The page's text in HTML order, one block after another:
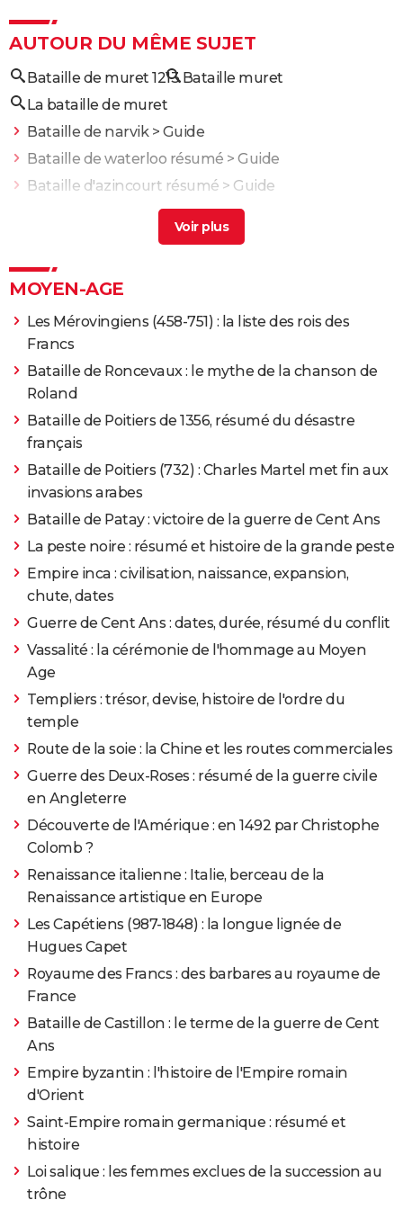
AUTOUR DU MÊME SUJET
Bataille de muret 1213 Bataille muret
La bataille de muret
Bataille de narvik> Guide
Bataille de waterloo résumé > Guide
Bataille d'azincourt résumé > Guide
Bataille de stalingrad résumé> Accueil - Seconde
MOYEN-AGE
Les Mérovingiens (458-751) : la liste des rois des
Francs
Bataille de Roncevaux : le mythe de la chanson de
Roland
Bataille de Poitiers de 1356, résumé du désastre
français
Bataille de Poitiers (732) : Charles Martel met fin aux
invasions arabes
Bataille de Patay : victoire de la guerre de Cent Ans
La peste noire : résumé et histoire de la grande peste
Empire inca : civilisation, naissance, expansion,
chute, dates
Guerre de Cent Ans : dates, durée, résumé du conflit
Vassalité : la cérémonie de l'hommage au Moyen
Age
Templiers : trésor, devise, histoire de l'ordre du
temple
Route de la soie : la Chine et les routes commerciales
Guerre des Deux-Roses : résumé de la guerre civile
en Angleterre
Découverte de l'Amérique : en 1492 par Christophe
Colomb ?
Renaissance italienne : Italie, berceau de la
Renaissance artistique en Europe
Les Capétiens (987-1848) : la longue lignée de
Hugues Capet
Royaume des Francs : des barbares au royaume de
France
Bataille de Castillon : le terme de la guerre de Cent
Ans
Empire byzantin : l'histoire de l'Empire romain
d'Orient
Saint-Empire romain germanique : résumé et
histoire
Loi salique : les femmes exclues de la succession au
trône